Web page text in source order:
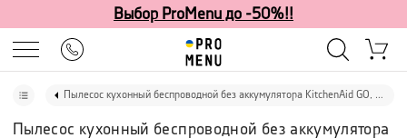
Выбор ProMenu до -50%!!
Пылесос кухонный беспроводной без аккумулятора KitchenAid GO, 41,4х7,6х7,7 см, черный матовый
Пылесос кухонный беспроводной без аккумулятора